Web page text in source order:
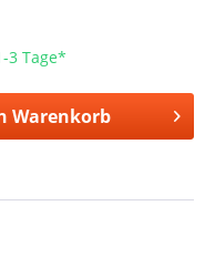
3 Tage*
Warenkorb